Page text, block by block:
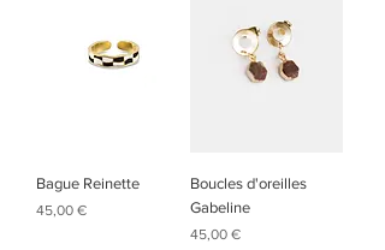
Bague Reinette
Prix
45,00 €
Boucles d'oreilles
Gabeline
Prix
45,00 €